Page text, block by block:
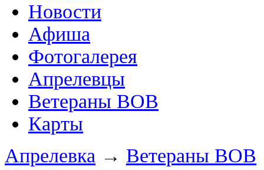
Новости
Афиша
Фотогалерея
Апрелевцы
Ветераны ВОВ
Карты
Апрелевка → Ветераны ВОВ